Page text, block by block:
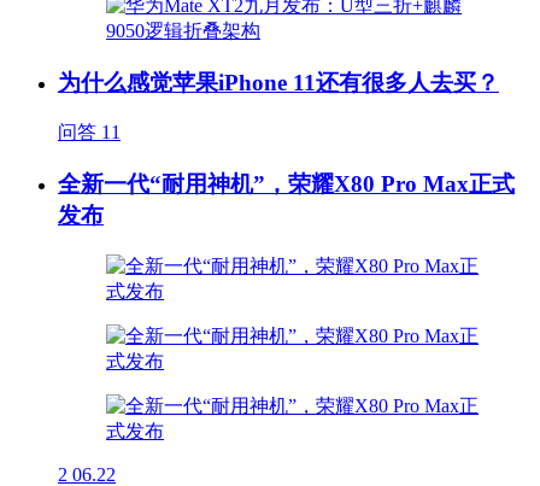
为什么感觉苹果iPhone 11还有很多人去买？
问答 11
全新一代“耐用神机”，荣耀X80 Pro Max正式
发布
2 06.22